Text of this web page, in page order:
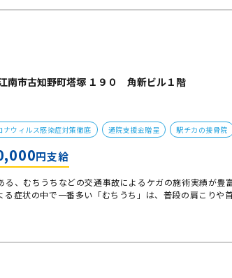
南市古知野町塔塚 １９０ 角新ビル１階
ナウィルス感染症対策徹底 通院支援金贈呈 駅チカの接骨院
円支給
る、むちうちなどの交通事故によるケガの施術実績が豊
る症状の中で一番多い「むちうち」は、普段の肩こりや